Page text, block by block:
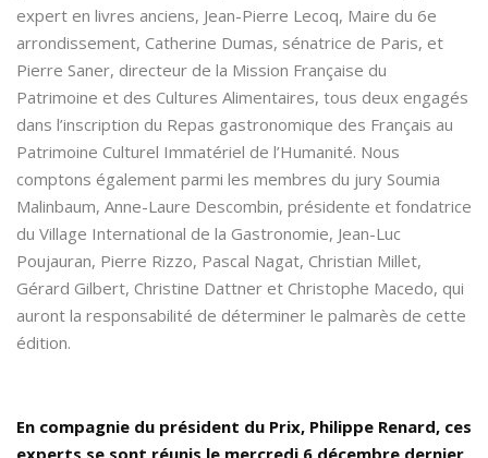
expert en livres anciens, Jean-Pierre Lecoq, Maire du 6e
arrondissement, Catherine Dumas, sénatrice de Paris, et
Pierre Saner, directeur de la Mission Française du
Patrimoine et des Cultures Alimentaires, tous deux engagés
dans l’inscription du Repas gastronomique des Français au
Patrimoine Culturel Immatériel de l’Humanité. Nous
comptons également parmi les membres du jury Soumia
Malinbaum, Anne-Laure Descombin, présidente et fondatrice
du Village International de la Gastronomie, Jean-Luc
Poujauran, Pierre Rizzo, Pascal Nagat, Christian Millet,
Gérard Gilbert, Christine Dattner et Christophe Macedo, qui
auront la responsabilité de déterminer le palmarès de cette
édition.
En compagnie du président du Prix, Philippe Renard, ces
experts se sont réunis le mercredi 6 décembre dernier